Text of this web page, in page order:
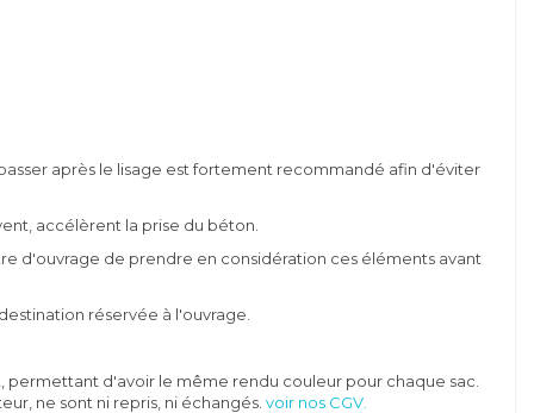
après le lisage est fortement recommandé afin d'éviter
accélèrent la prise du béton.
d'ouvrage de prendre en considération ces éléments avant
réservée à l'ouvrage.
d'avoir le même rendu couleur pour chaque sac.
ne sont ni repris, ni échangés. voir nos CGV.